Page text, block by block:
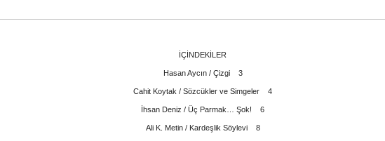
İÇİNDEKİLER
Hasan Aycın / Çizgi 3
Cahit Koytak / Sözcükler ve Simgeler 4
İhsan Deniz / Üç Parmak… Şok! 6
Ali K. Metin / Kardeşlik Söylevi 8